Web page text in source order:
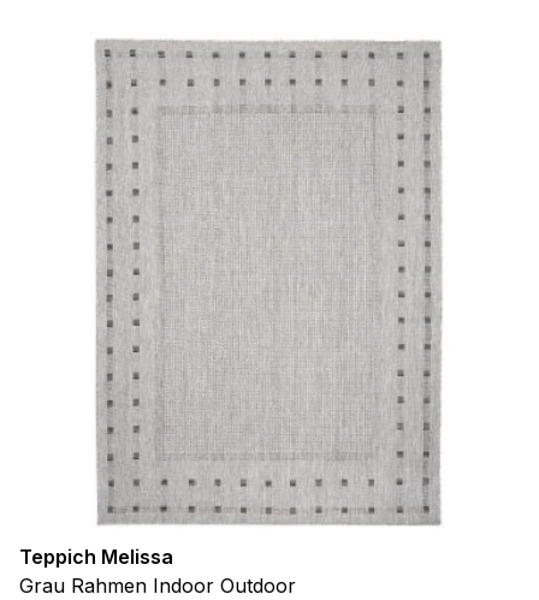
Teppich Melissa
Grau Rahmen Indoor Outdoor